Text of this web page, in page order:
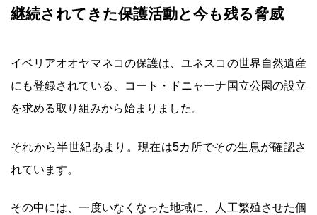
継続されてきた保護活動と今も残る脅威
イベリアオオヤマネコの保護は、ユネスコの世界自然遺産
にも登録されている、コート・ドニャーナ国立公園の設立
を求める取り組みから始まりました。
それから半世紀あまり。現在は5カ所でその生息が確認さ
れています。
その中には、一度いなくなった地域に、人工繁殖させた個